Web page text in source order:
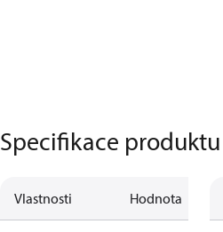
Specifikace produktu
Vlastnosti Hodnota